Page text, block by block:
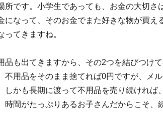
です。小学生であっても、お金の大切さ
なって、そのお金でまた好きな物が買え
てきますね。
も出てきますから、その2つを結びつけ
用品をそのまま捨てれば0円ですが、メ
かも長期に渡って不用品を売り続ければ
間がたっぷりあるお子さんだからこそ、